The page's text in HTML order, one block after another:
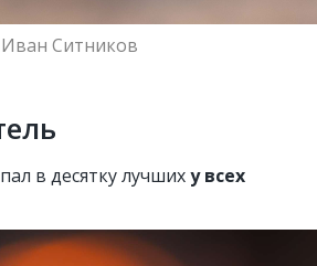
Иван Ситников
в десятку лучшиху всех